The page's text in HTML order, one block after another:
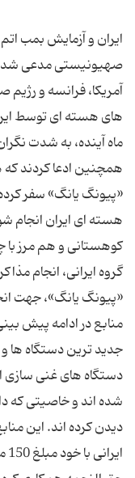
ایران و آزمایش بمب
صهیونیستی مدعی
آمریکا، فرانسه و
های هسته ای توسط
ماه آینده، به شدت
همچنین ادعا کردند که
«پیونگ یانگ» سفر
هسته ای ایران انجام
کوهستانی و هم مرز با
گروه ایرانی، انجام
«پیونگ یانگ»، جهت
منابع در ادامه پیش
جدید ترین دستگاه ها
دستگاه های غنی سازی
شده اند و خاصیتی که
دیدن کرده اند. این